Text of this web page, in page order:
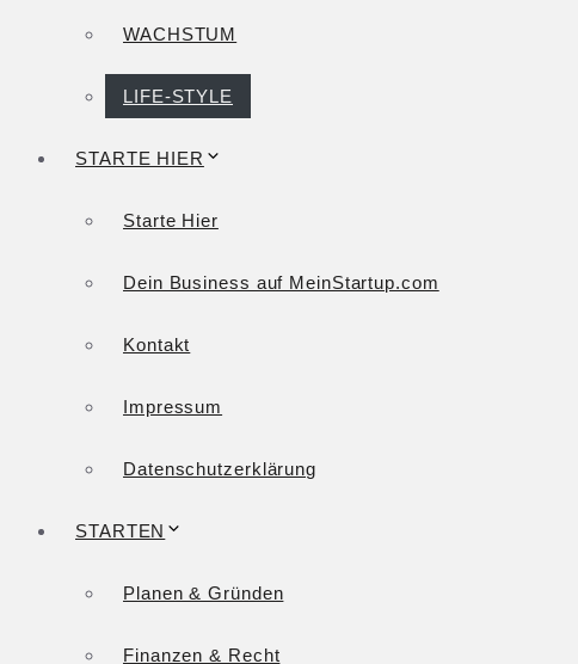
WACHSTUM
LIFE-STYLE
STARTE HIER
Starte Hier
Dein Business auf MeinStartup.com
Kontakt
Impressum
Datenschutzerklärung
STARTEN
Planen & Gründen
Finanzen & Recht